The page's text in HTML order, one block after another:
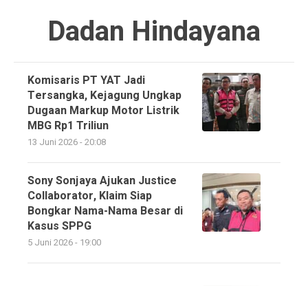
Dadan Hindayana
Komisaris PT YAT Jadi
Tersangka, Kejagung Ungkap
Dugaan Markup Motor Listrik
MBG Rp1 Triliun
13 Juni 2026 - 20:08
Sony Sonjaya Ajukan Justice
Collaborator, Klaim Siap
Bongkar Nama-Nama Besar di
Kasus SPPG
5 Juni 2026 - 19:00